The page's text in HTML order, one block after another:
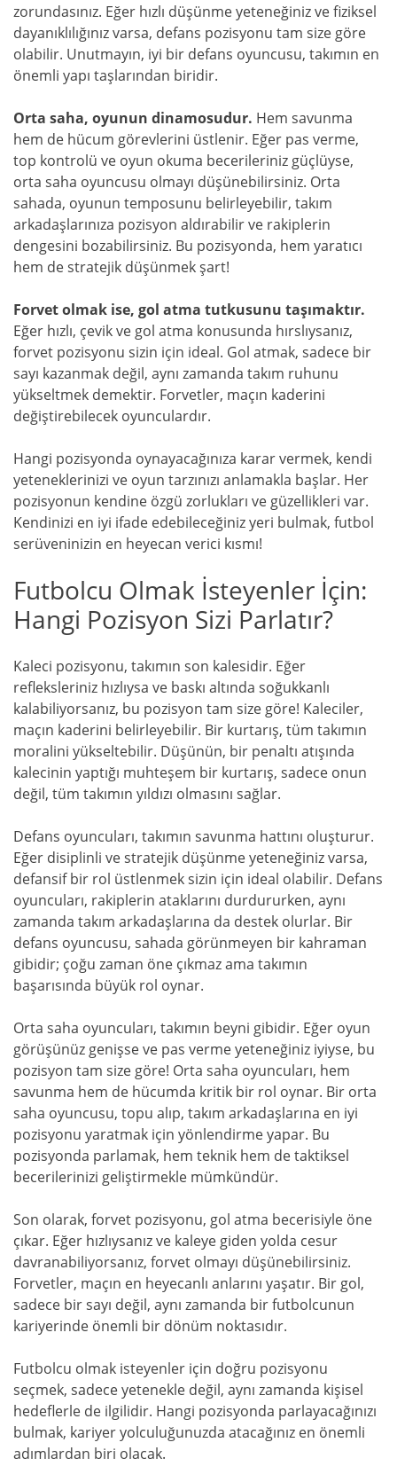
zorundasınız. Eğer hızlı düşünme yeteneğiniz ve fiziksel
dayanıklılığınız varsa, defans pozisyonu tam size göre
olabilir. Unutmayın, iyi bir defans oyuncusu, takımın en
önemli yapı taşlarından biridir.
Orta saha, oyunun dinamosudur. Hem savunma
hem de hücum görevlerini üstlenir. Eğer pas verme,
top kontrolü ve oyun okuma becerileriniz güçlüyse,
orta saha oyuncusu olmayı düşünebilirsiniz. Orta
sahada, oyunun temposunu belirleyebilir, takım
arkadaşlarınıza pozisyon aldırabilir ve rakiplerin
dengesini bozabilirsiniz. Bu pozisyonda, hem yaratıcı
hem de stratejik düşünmek şart!
Forvet olmak ise, gol atma tutkusunu taşımaktır.
Eğer hızlı, çevik ve gol atma konusunda hırslıysanız,
forvet pozisyonu sizin için ideal. Gol atmak, sadece bir
sayı kazanmak değil, aynı zamanda takım ruhunu
yükseltmek demektir. Forvetler, maçın kaderini
değiştirebilecek oyunculardır.
Hangi pozisyonda oynayacağınıza karar vermek, kendi
yeteneklerinizi ve oyun tarzınızı anlamakla başlar. Her
pozisyonun kendine özgü zorlukları ve güzellikleri var.
Kendinizi en iyi ifade edebileceğiniz yeri bulmak, futbol
serüveninizin en heyecan verici kısmı!
Futbolcu Olmak İsteyenler İçin:
Hangi Pozisyon Sizi Parlatır?
Kaleci pozisyonu, takımın son kalesidir. Eğer
refleksleriniz hızlıysa ve baskı altında soğukkanlı
kalabiliyorsanız, bu pozisyon tam size göre! Kaleciler,
maçın kaderini belirleyebilir. Bir kurtarış, tüm takımın
moralini yükseltebilir. Düşünün, bir penaltı atışında
kalecinin yaptığı muhteşem bir kurtarış, sadece onun
değil, tüm takımın yıldızı olmasını sağlar.
Defans oyuncuları, takımın savunma hattını oluşturur.
Eğer disiplinli ve stratejik düşünme yeteneğiniz varsa,
defansif bir rol üstlenmek sizin için ideal olabilir. Defans
oyuncuları, rakiplerin ataklarını durdururken, aynı
zamanda takım arkadaşlarına da destek olurlar. Bir
defans oyuncusu, sahada görünmeyen bir kahraman
gibidir; çoğu zaman öne çıkmaz ama takımın
başarısında büyük rol oynar.
Orta saha oyuncuları, takımın beyni gibidir. Eğer oyun
görüşünüz genişse ve pas verme yeteneğiniz iyiyse, bu
pozisyon tam size göre! Orta saha oyuncuları, hem
savunma hem de hücumda kritik bir rol oynar. Bir orta
saha oyuncusu, topu alıp, takım arkadaşlarına en iyi
pozisyonu yaratmak için yönlendirme yapar. Bu
pozisyonda parlamak, hem teknik hem de taktiksel
becerilerinizi geliştirmekle mümkündür.
Son olarak, forvet pozisyonu, gol atma becerisiyle öne
çıkar. Eğer hızlıysanız ve kaleye giden yolda cesur
davranabiliyorsanız, forvet olmayı düşünebilirsiniz.
Forvetler, maçın en heyecanlı anlarını yaşatır. Bir gol,
sadece bir sayı değil, aynı zamanda bir futbolcunun
kariyerinde önemli bir dönüm noktasıdır.
Futbolcu olmak isteyenler için doğru pozisyonu
seçmek, sadece yetenekle değil, aynı zamanda kişisel
hedeflerle de ilgilidir. Hangi pozisyonda parlayacağınızı
bulmak, kariyer yolculuğunuzda atacağınız en önemli
adımlardan biri olacak.